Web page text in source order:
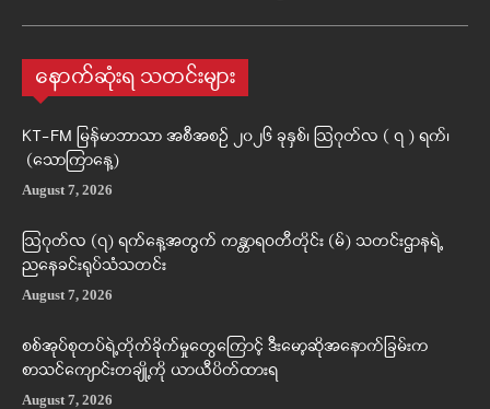
နောက်ဆုံးရ သတင်းများ
KT-FM မြန်မာဘာသာ အစီအစဉ် ၂၀၂၆ ခုနှစ်၊ ဩဂုတ်လ ( ၇ ) ရက်၊
(သောကြာနေ့)
August 7, 2026
ဩဂုတ်လ (၇) ရက်နေ့အတွက် ကန္တာရဝတီတိုင်း (မ်) သတင်းဌာနရဲ့
ညနေခင်းရုပ်သံသတင်း
August 7, 2026
စစ်အုပ်စုတပ်ရဲ့တိုက်ခိုက်မှုတွေကြောင့် ဒီးမော့ဆိုအနောက်ခြမ်းက
စာသင်ကျောင်းတချို့ကို ယာယီပိတ်ထားရ
August 7, 2026